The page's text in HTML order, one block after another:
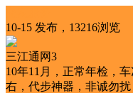
10-15 发布，13216浏览
三江通网3
10年11月，正常年检，
右，代步神器，非诚勿扰